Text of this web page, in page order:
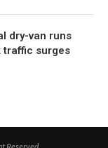
dry-van runs
traffic surges